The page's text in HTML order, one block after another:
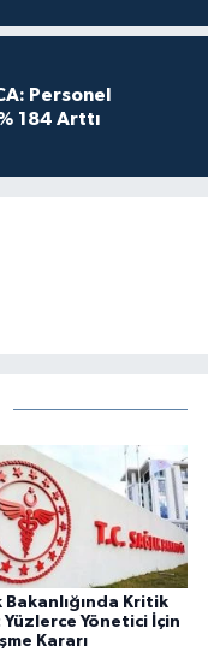
Personel
184 Arttı
Bakanlığında Kritik
Yüzlerce Yönetici İçin
Kararı